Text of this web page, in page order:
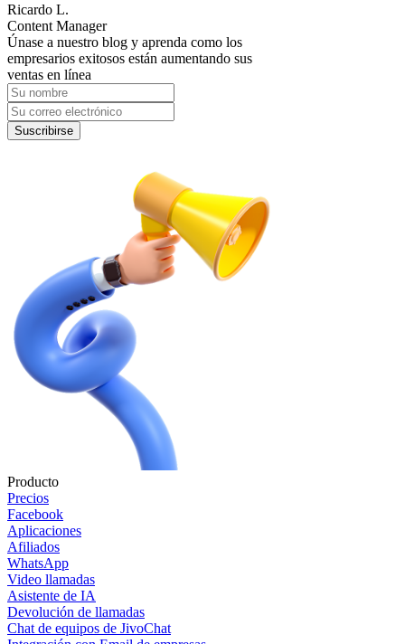
Ricardo L.
Content Manager
Únase a nuestro blog y aprenda como los
empresarios exitosos están aumentando sus
ventas en línea
Suscribirse
Producto
Precios
Facebook
Aplicaciones
Afiliados
WhatsApp
Video llamadas
Asistente de IA
Devolución de llamadas
Chat de equipos de JivoChat